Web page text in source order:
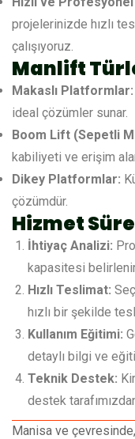
projelerinizde hızlı
çalışıyoruz.
Manlift
Makaslı Platformlar:
ideal çözümler sunar.
Boom Lift (Sepetli
kabiliyeti ve erişim
Dikey Platformlar:
çözümdür.
Hizmet
İhtiyaç Analizi:
kapasitesi
Hızlı Teslimat:
hızlı bir şekilde
Kullanım Eğitimi:
detaylı bilgi ve
Teknik Destek:
destek
Manisa ve